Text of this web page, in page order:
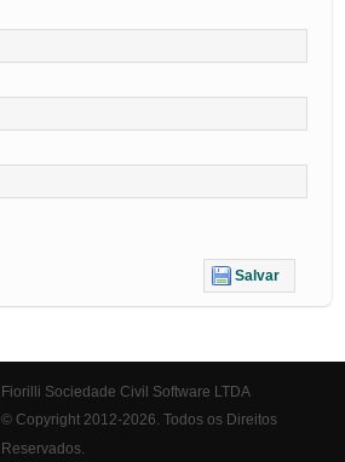
Salvar
Fiorilli Sociedade Civil Software LTDA
© Copyright 2012-2026. Todos os Direitos
Reservados.